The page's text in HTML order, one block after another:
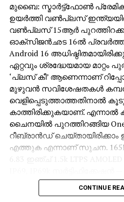
മുബൈ: സ്മാര്‍ട്ട്‌ഫോണ്‍
ഉയര്‍ത്തി വണ്‍പ്ലസ്
വണ്‍പ്ലസ് 15ആര്‍
ഓക്‌സിജന്‍ഛട 16ല്‍
Android 16
ഏറ്റവും ശ്രദ്ധേയമായ മാറ്റം
‘പ്ലസ് കീ’ ആണെന്നാണ്
മുഴുവന്‍ സവിശേഷതകള്‍
വെളിപ്പെടുത്താത്തതിനാല്‍
കാത്തിരിക്കുകയാണ്.
ചൈനയില്‍ പുറത്തിറങ്ങിയ
റീബ്രാന്‍ഡ്
എത്തുക എന്നാണ് സൂചന.
കൂടുതല്‍ പ്രതിരോധിക്കാന്‍
ക്യാമറ + 8MP
CONTINUE